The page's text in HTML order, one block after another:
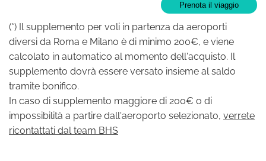
Prenota il viaggio
(*) Il supplemento per voli in partenza da aeroporti
diversi da Roma e Milano è di minimo 200€, e viene
calcolato in automatico al momento dell'acquisto. Il
supplemento dovrà essere versato insieme al saldo
tramite bonifico.
In caso di supplemento maggiore di 200€ o di
impossibilità a partire dall'aeroporto selezionato, verrete
ricontattati dal team BHS